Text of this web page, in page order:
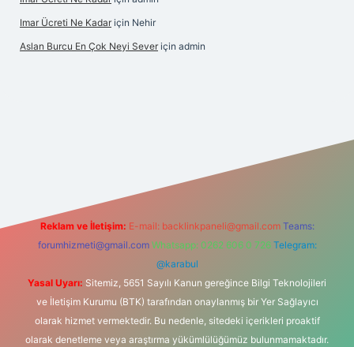
Imar Ücreti Ne Kadar için Nehir
Aslan Burcu En Çok Neyi Sever için admin
Reklam ve İletişim: E-mail: backlinkpaneli@gmail.com Teams:
forumhizmeti@gmail.com Whatsapp: 0262 606 0 726 Telegram:
@karabul
Yasal Uyarı: Sitemiz, 5651 Sayılı Kanun gereğince Bilgi Teknolojileri
ve İletişim Kurumu (BTK) tarafından onaylanmış bir Yer Sağlayıcı
olarak hizmet vermektedir. Bu nedenle, sitedeki içerikleri proaktif
olarak denetleme veya araştırma yükümlülüğümüz bulunmamaktadır.